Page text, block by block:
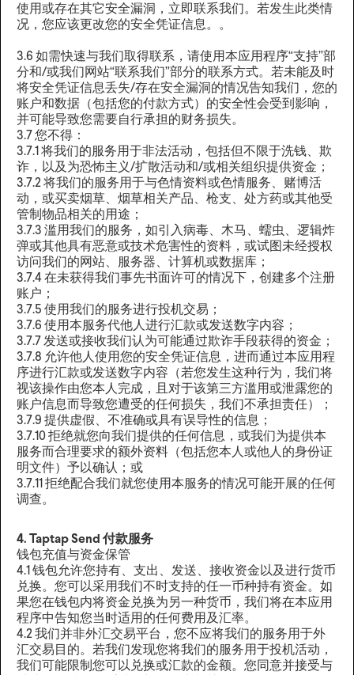
使用或存在其它安全漏洞，立即联系我们。若发生此类情
况，您应该更改您的安全凭证信息。。
3.6 如需快速与我们取得联系，请使用本应用程序“支持”部
分和/或我们网站“联系我们”部分的联系方式。若未能及时
将安全凭证信息丢失/存在安全漏洞的情况告知我们，您的
账户和数据（包括您的付款方式）的安全性会受到影响，
并可能导致您需要自行承担的财务损失。
3.7 您不得：
3.7.1 将我们的服务用于非法活动，包括但不限于洗钱、欺
诈，以及为恐怖主义/扩散活动和/或相关组织提供资金；
3.7.2 将我们的服务用于与色情资料或色情服务、赌博活
动，或买卖烟草、烟草相关产品、枪支、处方药或其他受
管制物品相关的用途；
3.7.3 滥用我们的服务，如引入病毒、木马、蠕虫、逻辑炸
弹或其他具有恶意或技术危害性的资料，或试图未经授权
访问我们的网站、服务器、计算机或数据库；
3.7.4 在未获得我们事先书面许可的情况下，创建多个注册
账户；
3.7.5 使用我们的服务进行投机交易；
3.7.6 使用本服务代他人进行汇款或发送数字内容；
3.7.7 发送或接收我们认为可能通过欺诈手段获得的资金；
3.7.8 允许他人使用您的安全凭证信息，进而通过本应用程
序进行汇款或发送数字内容（若您发生这种行为，我们将
视该操作由您本人完成，且对于该第三方滥用或泄露您的
账户信息而导致您遭受的任何损失，我们不承担责任）；
3.7.9 提供虚假、不准确或具有误导性的信息；
3.7.10 拒绝就您向我们提供的任何信息，或我们为提供本
服务而合理要求的额外资料（包括您本人或他人的身份证
明文件）予以确认；或
3.7.11 拒绝配合我们就您使用本服务的情况可能开展的任何
调查。
4. Taptap Send 付款服务
钱包充值与资金保管
4.1 钱包允许您持有、支出、发送、接收资金以及进行货币
兑换。您可以采用我们不时支持的任一币种持有资金。如
果您在钱包内将资金兑换为另一种货币，我们将在本应用
程序中告知您当时适用的任何费用及汇率。
4.2 我们并非外汇交易平台，您不应将我们的服务用于外
汇交易目的。若我们发现您将我们的服务用于投机活动，
我们可能限制您可以兑换或汇款的金额。您同意并接受与